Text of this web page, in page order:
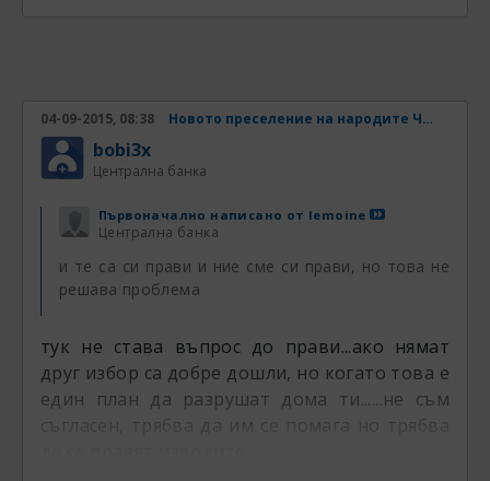
04-09-2015, 08:38 Новото преселение на народите Част 4
bobi3x
Централна банка
Първоначално написано от lemoine
Централна банка
и те са си прави и ние сме си прави, но това не
решава проблема
тук не става въпрос до прави...ако нямат
друг избор са добре дошли, но когато това е
един план да разрушат дома ти......не съм
съгласен, трябва да им се помага но трябва